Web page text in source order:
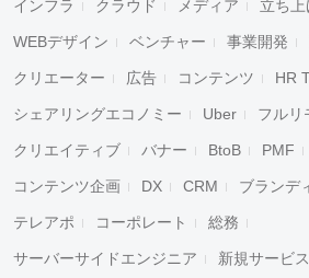
インフラ クラウド メディア 立ち上
WEBデザイン ベンチャー 事業開発
クリエーター 広告 コンテンツ HR
シェアリングエコノミー Uber フルリ
クリエイティブ バナー BtoB PMF
コンテンツ企画 DX CRM ブランデ
テレアポ コーポレート 総務
サーバーサイドエンジニア 新規サービス